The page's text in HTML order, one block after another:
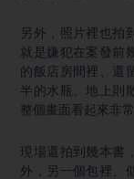
另外，照片裡也拍
就是嫌犯在案發前
的飯店房間裡、還
半的水瓶。地上則
整個畫面看起來非常
現場還拍到幾本書
外，另一個包裡、